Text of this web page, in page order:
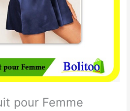
pour Femme